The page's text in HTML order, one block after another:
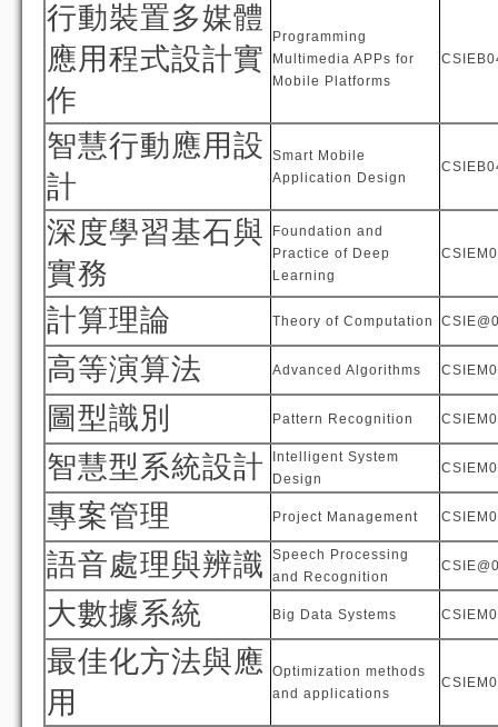
行動裝置多媒體
應用程式設計實
作
Programming
Multimedia APPs for
Mobile Platforms
智慧行動應用設
計
Smart Mobile
Application Design
深度學習基石與
實務
Foundation and
Practice of Deep
Learning
計算理論 Theory of Computation
高等演算法 Advanced Algorithms
圖型識別 Pattern Recognition
智慧型系統設計
Intelligent System
Design
專案管理 Project Management
語音處理與辨識
Speech Processing
and Recognition
大數據系統 Big Data Systems
最佳化方法與應
用
Optimization methods
and applications